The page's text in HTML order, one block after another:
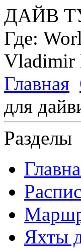
ДАЙВ
Где:
Vladimir
Главная
для
Разделы
Яхты